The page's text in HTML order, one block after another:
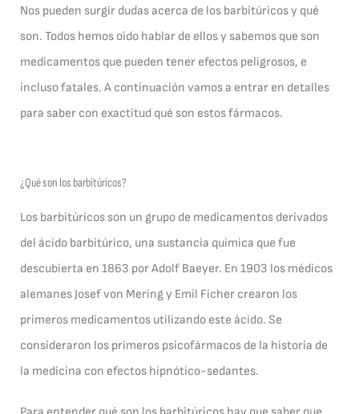
Nos pueden surgir dudas acerca de los barbitúricos y qué
son. Todos hemos oído hablar de ellos y sabemos que son
medicamentos que pueden tener efectos peligrosos, e
incluso fatales. A continuación vamos a entrar en detalles
para saber con exactitud qué son estos fármacos.
¿Qué son los barbitúricos?
Los barbitúricos son un grupo de medicamentos derivados
del ácido barbitúrico, una sustancia química que fue
descubierta en 1863 por Adolf Baeyer. En 1903 los médicos
alemanes Josef von Mering y Emil Ficher crearon los
primeros medicamentos utilizando este ácido. Se
consideraron los primeros psicofármacos de la historia de
la medicina con efectos hipnótico-sedantes.